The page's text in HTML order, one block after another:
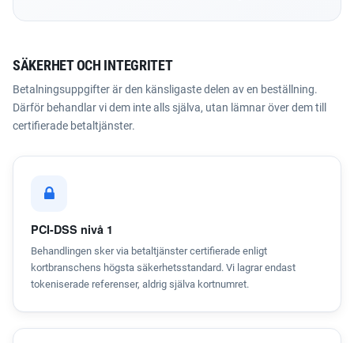
SÄKERHET OCH INTEGRITET
Betalningsuppgifter är den känsligaste delen av en beställning.
Därför behandlar vi dem inte alls själva, utan lämnar över dem till
certifierade betaltjänster.
PCI-DSS nivå 1
Behandlingen sker via betaltjänster certifierade enligt
kortbranschens högsta säkerhetsstandard. Vi lagrar endast
tokeniserade referenser, aldrig själva kortnumret.